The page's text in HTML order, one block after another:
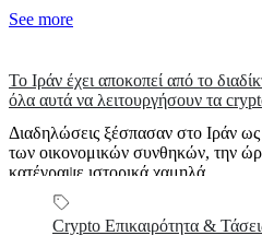
See more
Το Ιράν έχει αποκοπεί από το
όλα αυτά να λειτουργήσουν τα
Διαδηλώσεις ξέσπασαν στο Ιράν
των οικονομικών συνθηκών, την
κατέγραψε ιστορικά χαμηλά...
Crypto Επικαιρότητα &